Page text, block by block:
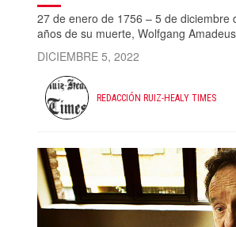
27 de enero de 1756 – 5 de diciembre
años de su muerte, Wolfgang
DICIEMBRE 5, 2022
REDACCIÓN RUIZ-HEALY TIMES